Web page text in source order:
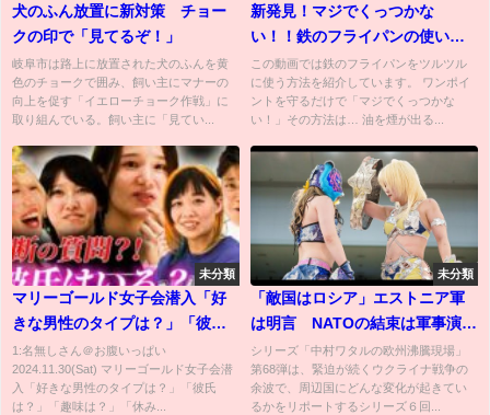
犬のふん放置に新対策 チョー
クの印で「見てるぞ！」
岐阜市は路上に放置された犬のふんを黄
色のチョークで囲み、飼い主にマナーの
向上を促す「イエローチョーク作戦」に
取り組んでいる。飼い主に「見てい...
新発見！マジでくっつかな
い！！鉄のフライパンの使い方
how to use Iron frying pan
この動画では鉄のフライパンをツルツル
に使う方法を紹介しています。 ワンポイ
ントを守るだけで「マジでくっつかな
い！」その方法は… 油を煙が出る...
未分類
マリーゴールド女子会潜入「好
きな男性のタイプは？」「彼氏
は？」「趣味は？」「休みの日
は？」ぶっちゃけトーク満載！
【初代GHC女子王者】天麗皇希
1:名無しさん＠お腹いっぱい
2024.11.30(Sat) マリーゴールド女子会潜
入「好きな男性のタイプは？」「彼氏
は？」「趣味は？」「休み...
未分類
「敵国はロシア」エストニア軍
は明言 NATOの結束は軍事演習
でかつてないほど強まった？
【中村ワタルの欧州沸騰現場】
#68（2022年6月12日）
シリーズ「中村ワタルの欧州沸騰現場」
第68弾は、緊迫が続くウクライナ戦争の
余波で、周辺国にどんな変化が起きてい
るかをリポートするシリーズ６回...